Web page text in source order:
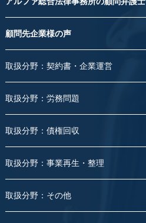
顧問先企業様の声
取扱分野：契約書・企業運営
取扱分野：労務問題
取扱分野：債権回収
取扱分野：事業再生・整理
取扱分野：その他